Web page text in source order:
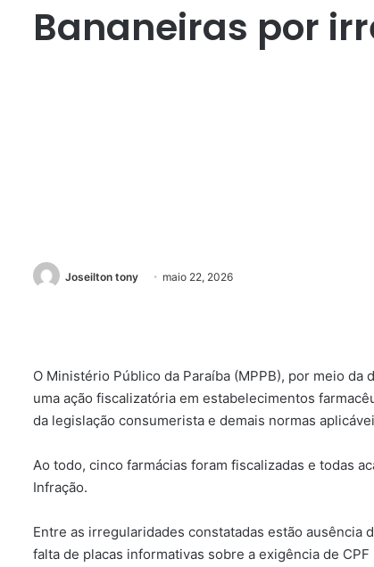
Bananeiras por
Joseilton tony maio 22, 2026
O Ministério Público da Paraíba (MPPB), por meio
uma ação fiscalizatória em estabelecimentos
da legislação consumerista e demais normas
Ao todo, cinco farmácias foram fiscalizadas e todas
Infração.
Entre as irregularidades constatadas estão
falta de placas informativas sobre a exigência de